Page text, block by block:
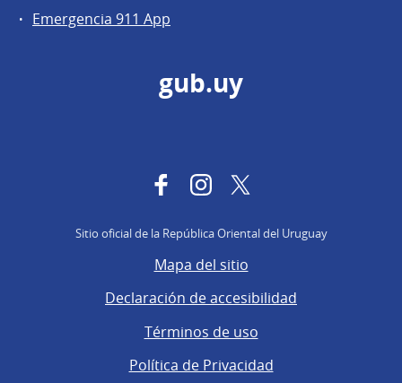
Emergencia 911 App
gub.uy
FacebookInstagram
Sitio oficial de la República Oriental del Uruguay
Mapa del sitio
Declaración de accesibilidad
Términos de uso
Política de Privacidad